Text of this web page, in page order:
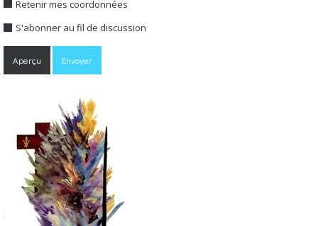
Retenir mes coordonnées
S'abonner au fil de discussion